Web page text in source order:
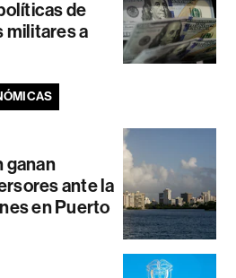
de
militares a
ganan
ante la
en Puerto